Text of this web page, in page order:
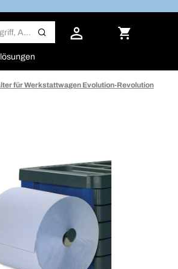
für Werkstattwagen Evolution-Revolution